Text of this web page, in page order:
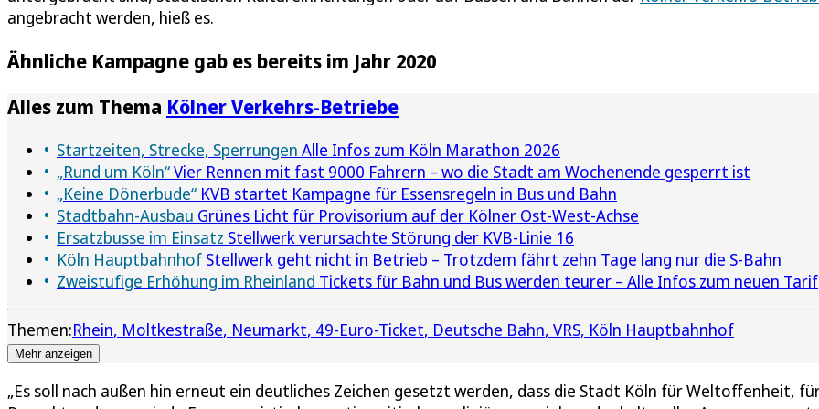
angebracht werden, hieß es.
Ähnliche Kampagne gab es bereits im Jahr 2020
Alles zum Thema Kölner Verkehrs-Betriebe
Startzeiten, Strecke, Sperrungen Alle Infos zum Köln Marathon 2026
„Rund um Köln“Vier Rennen mit fast 9000 Fahrern – wo die Stadt am Wochenende gesperrt ist
„Keine Dönerbude“ KVB startet Kampagne für Essensregeln in Bus und Bahn
Stadtbahn-Ausbau Grünes Licht für Provisorium auf der Kölner Ost-West-Achse
Ersatzbusse im Einsatz Stellwerk verursachte Störung der KVB-Linie 16
Köln Hauptbahnhof Stellwerk geht nicht in Betrieb – Trotzdem fährt zehn Tage lang nur die S-Bahn
Zweistufige Erhöhung im Rheinland Tickets für Bahn und Bus werden teurer – Alle Infos zum neuen Tarif
Themen:Rhein Moltkestraße Neumarkt 49-Euro-Ticket Deutsche Bahn VRS Köln Hauptbahnhof
Mehr anzeigen
„Es soll nach außen hin erneut ein deutliches Zeichen gesetzt werden, dass die Stadt Köln für Weltoffenheit,